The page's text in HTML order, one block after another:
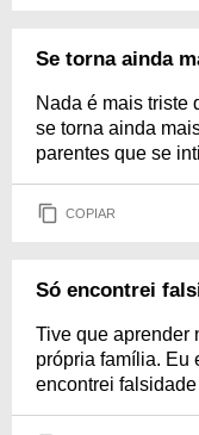
Se torna ainda
Nada é mais triste
se torna ainda
parentes que se
COPIAR
Só encontrei
Tive que aprender
própria família. Eu
encontrei